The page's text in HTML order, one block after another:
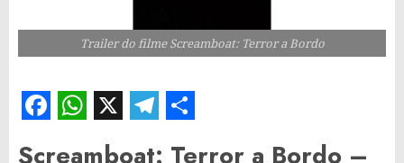
Trailer do filme Screamboat: Terror a Bordo
Facebook
WhatsApp
X Telegram
Share
Screamboat: Terror a Bordo –